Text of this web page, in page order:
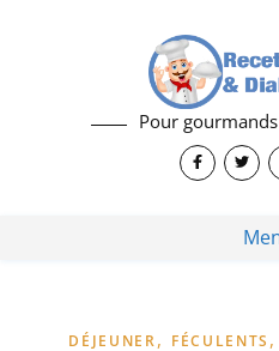
Pour
DÉJEUNER, FÉCULENTS ,